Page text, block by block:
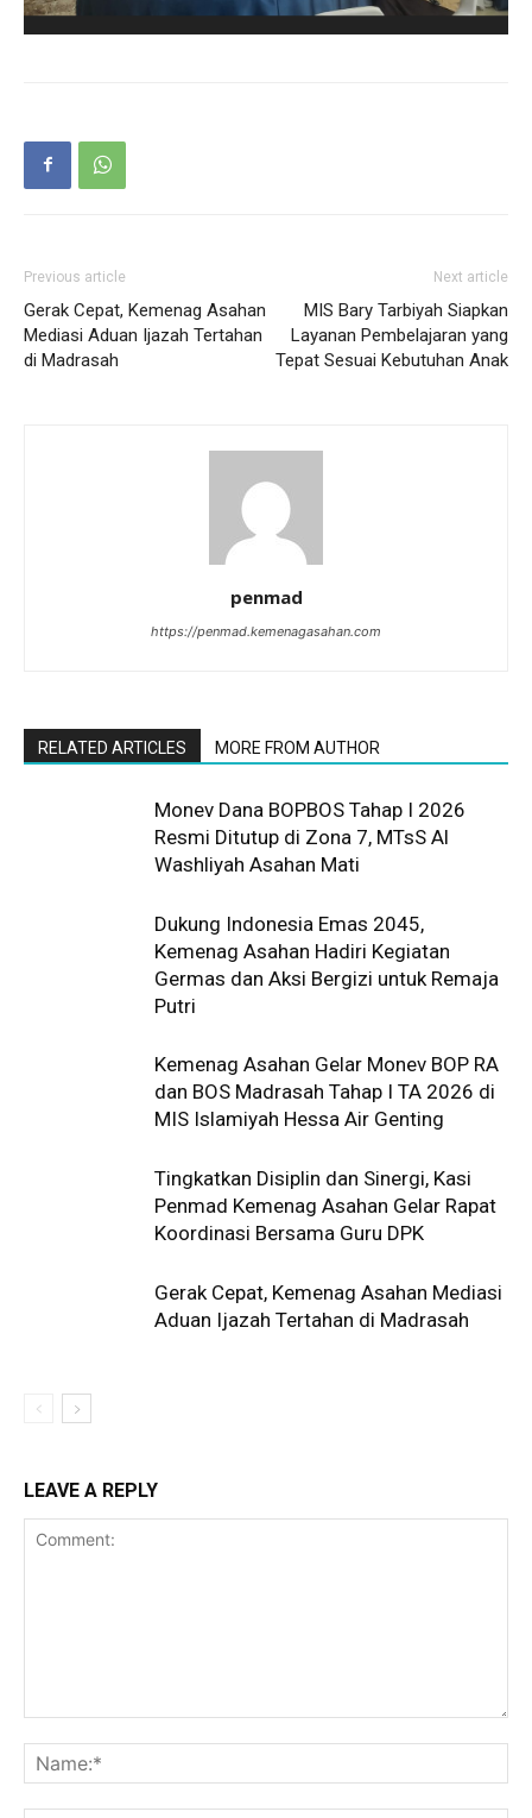
Previous article
Gerak Cepat, Kemenag Asahan
Mediasi Aduan Ijazah Tertahan
di Madrasah
Next article
MIS Bary Tarbiyah Siapkan
Layanan Pembelajaran yang
Tepat Sesuai Kebutuhan Anak
penmad
https://penmad.kemenagasahan.com
RELATED ARTICLES MORE FROM AUTHOR
Monev Dana BOPBOS Tahap I 2026
Resmi Ditutup di Zona 7, MTsS Al
Washliyah Asahan Mati
Dukung Indonesia Emas 2045,
Kemenag Asahan Hadiri Kegiatan
Germas dan Aksi Bergizi untuk Remaja
Putri
Kemenag Asahan Gelar Monev BOP RA
dan BOS Madrasah Tahap I TA 2026 di
MIS Islamiyah Hessa Air Genting
Tingkatkan Disiplin dan Sinergi, Kasi
Penmad Kemenag Asahan Gelar Rapat
Koordinasi Bersama Guru DPK
Gerak Cepat, Kemenag Asahan Mediasi
Aduan Ijazah Tertahan di Madrasah
LEAVE A REPLY